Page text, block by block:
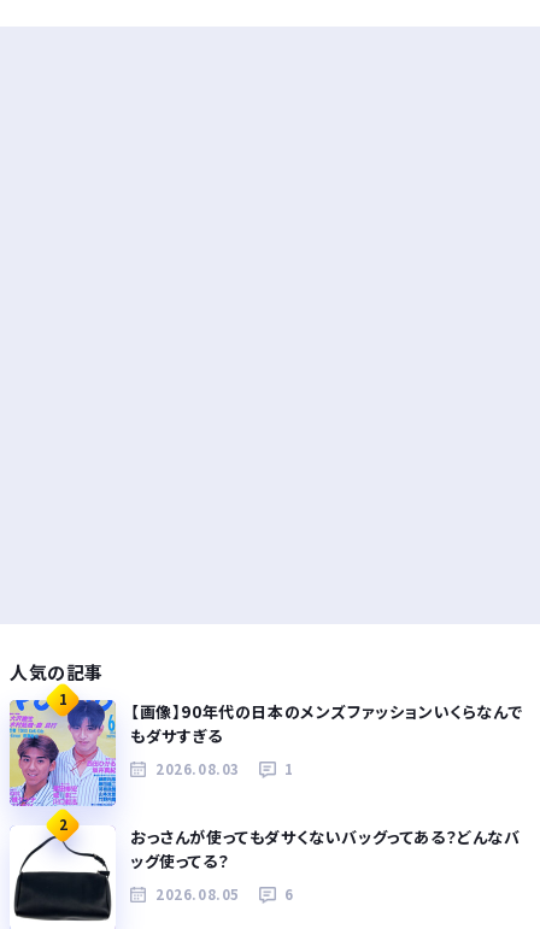
人気の記事
1
【画像】90年代の日本のメンズファッションいくらなんで
もダサすぎる
2026.08.03 1
2
おっさんが使ってもダサくないバッグってある？どんなバ
ッグ使ってる？
2026.08.05 6